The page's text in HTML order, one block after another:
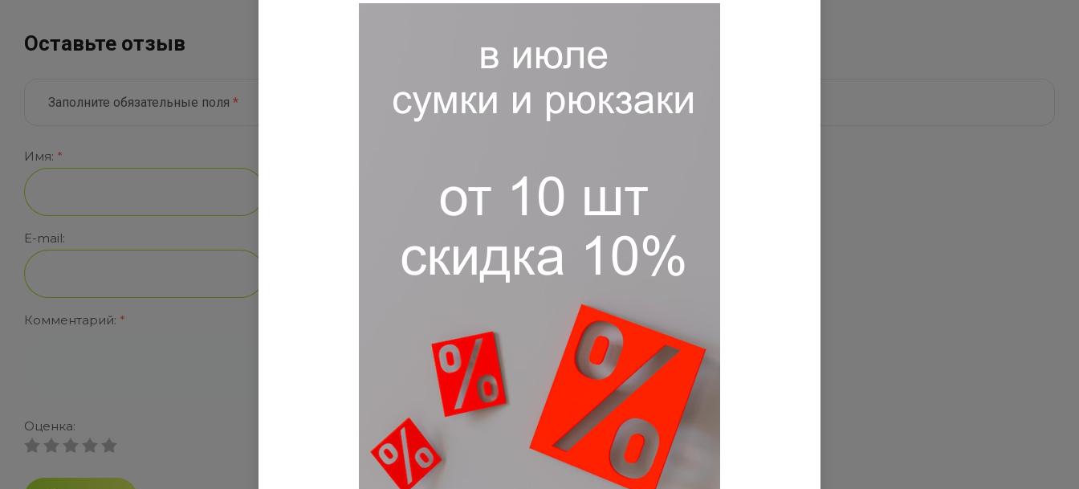
Оставьте отзыв
Заполните обязательные поля *
Имя: *
E-mail:
Комментарий: *
Оценка: